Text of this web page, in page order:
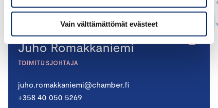
Vain välttämättömät evästeet
Juho Romakkaniemi
TOIMITUSJOHTAJA
juho.romakkaniemi@chamber.fi
+358 40 050 5269